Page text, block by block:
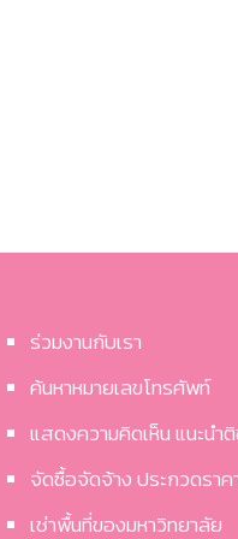
ร่วมงานกับเรา
ค้นหาหมายเลขโทรศัพท์
แสดงความคิดเห็น แนะนำ
จัดซื้อจัดจ้าง ประกวดราค
เช่าพื้นที่ของมหาวิทยาลัย